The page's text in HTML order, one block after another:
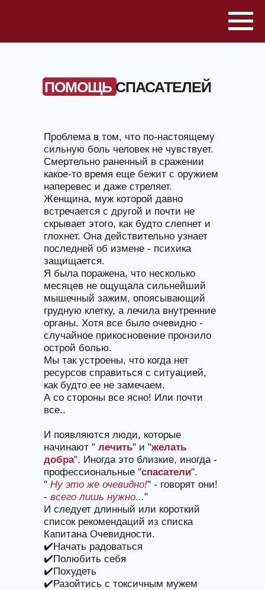
ПОМОЩЬ СПАСАТЕЛЕЙ
Проблема в том, что по-настоящему
сильную боль человек не чувствует.
Смертельно раненный в сражении
какое-то время еще бежит с оружием
наперевес и даже стреляет.
Женщина, муж которой давно
встречается с другой и почти не
скрывает этого, как будто слепнет и
глохнет. Она действительно узнает
последней об измене - психика
защищается.
Я была поражена, что несколько
месяцев не ощущала сильнейший
мышечный зажим, опоясывающий
грудную клетку, а лечила внутренние
органы. Хотя все было очевидно -
случайное прикосновение пронзило
острой болью.
Мы так устроены, что когда нет
ресурсов справиться с ситуацией,
как будто ее не замечаем.
А со стороны все ясно! Или почти
все..
И появляются люди, которые
начинают " лечить" и "желать
добра". Иногда это близкие, иногда -
профессиональные "спасатели".
" Ну это же очевидно!" - говорят они!
- всего лишь нужно..."
И следует длинный или короткий
список рекомендаций из списка
Капитана Очевидности.
✔️Начать радоваться
✔️Полюбить себя
✔️Похудеть
✔️Разойтись с токсичным мужем